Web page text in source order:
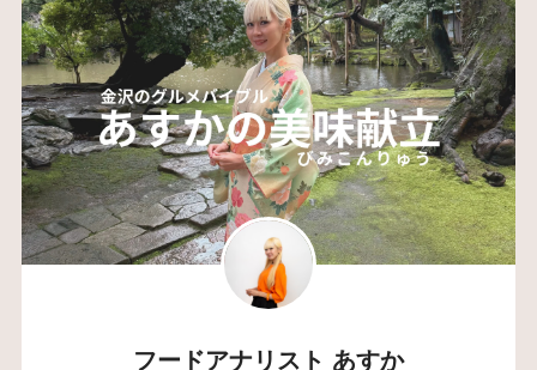
フードアナリスト あすか